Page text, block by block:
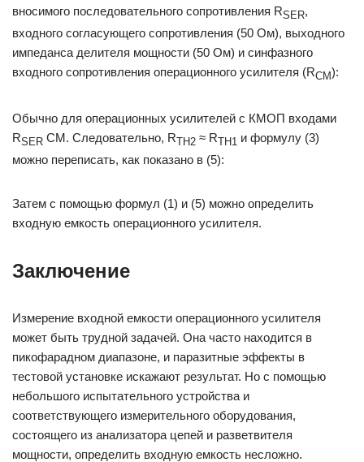
вносимого последовательного сопротивления RSER,
входного согласующего сопротивления (50 Ом), выходного
импеданса делителя мощности (50 Ом) и синфазного
входного сопротивления операционного усилителя (RCM):
Обычно для операционных усилителей с КМОП входами
RSER CM. Следовательно, RTH2 ≈ RTH1 и формулу (3)
можно переписать, как показано в (5):
Затем с помощью формул (1) и (5) можно определить
входную емкость операционного усилителя.
Заключение
Измерение входной емкости операционного усилителя
может быть трудной задачей. Она часто находится в
пикофарадном диапазоне, и паразитные эффекты в
тестовой установке искажают результат. Но с помощью
небольшого испытательного устройства и
соответствующего измерительного оборудования,
состоящего из анализатора цепей и разветвителя
мощности, определить входную емкость несложно.